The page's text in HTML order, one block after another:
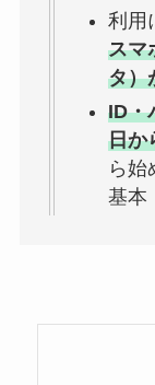
利用
スマ
タ）
ID・
日か
ら始
基本